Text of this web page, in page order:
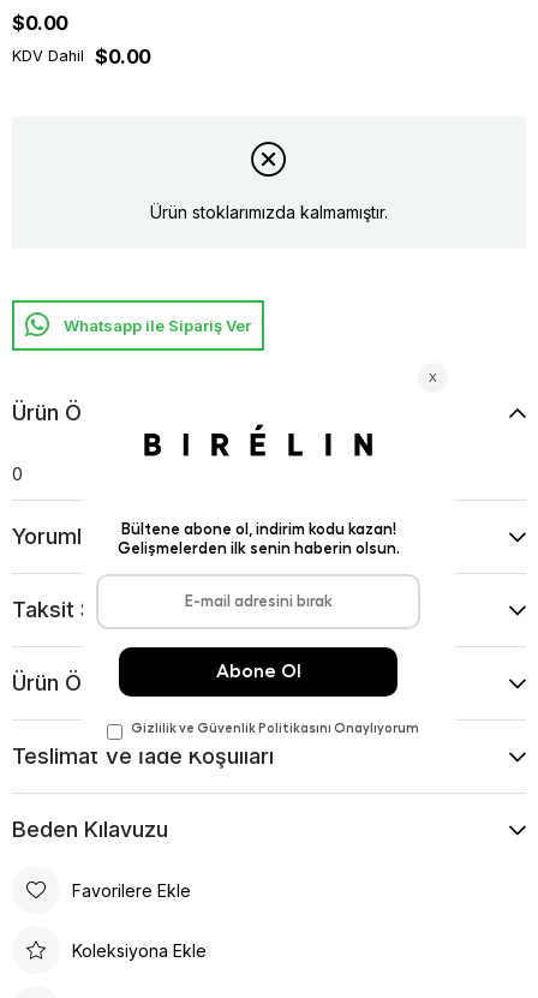
$0.00
KDV Dahil $0.00
Ürün stoklarımızda kalmamıştır.
Whatsapp ile Sipariş Ver
Ürün Özellikleri
0
Yorumlar (0)
Taksit Seçenekleri
Ürün Önerileri
Teslimat Ve İade Koşulları
Beden Kılavuzu
Favorilere Ekle
Koleksiyona Ekle